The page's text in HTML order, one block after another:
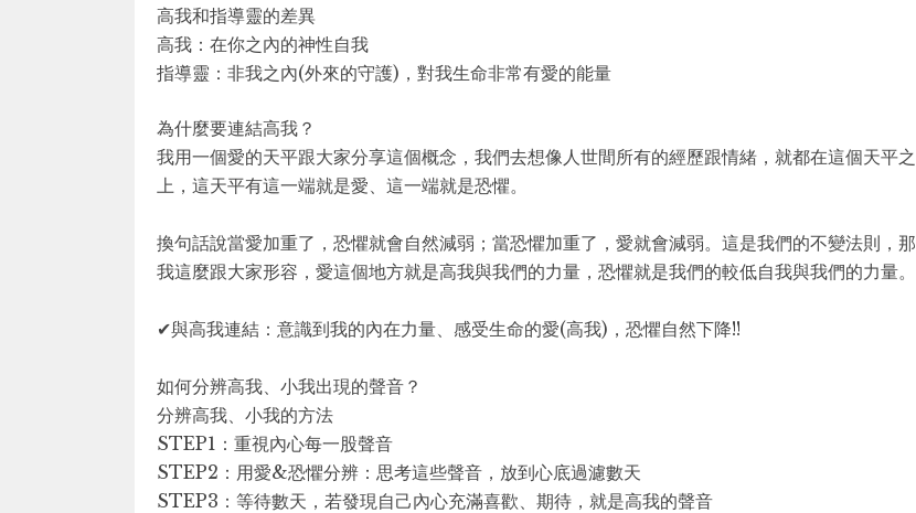
高我和指導靈的差異
高我：在你之內的神性自我
指導靈：非我之內(外來的守護)，對我生命非常有愛的能量
為什麼要連結高我？
我用一個愛的天平跟大家分享這個概念，我們去想像人世間所有的經歷跟情緒，就都在這個天平之
上，這天平有這一端就是愛、這一端就是恐懼。
換句話說當愛加重了，恐懼就會自然減弱；當恐懼加重了，愛就會減弱。這是我們的不變法則，那
我這麼跟大家形容，愛這個地方就是高我與我們的力量，恐懼就是我們的較低自我與我們的力量。
✔與高我連結：意識到我的內在力量、感受生命的愛(高我)，恐懼自然下降!!
如何分辨高我、小我出現的聲音？
分辨高我、小我的方法
STEP1：重視內心每一股聲音
STEP2：用愛&恐懼分辨：思考這些聲音，放到心底過濾數天
STEP3：等待數天，若發現自己內心充滿喜歡、期待，就是高我的聲音